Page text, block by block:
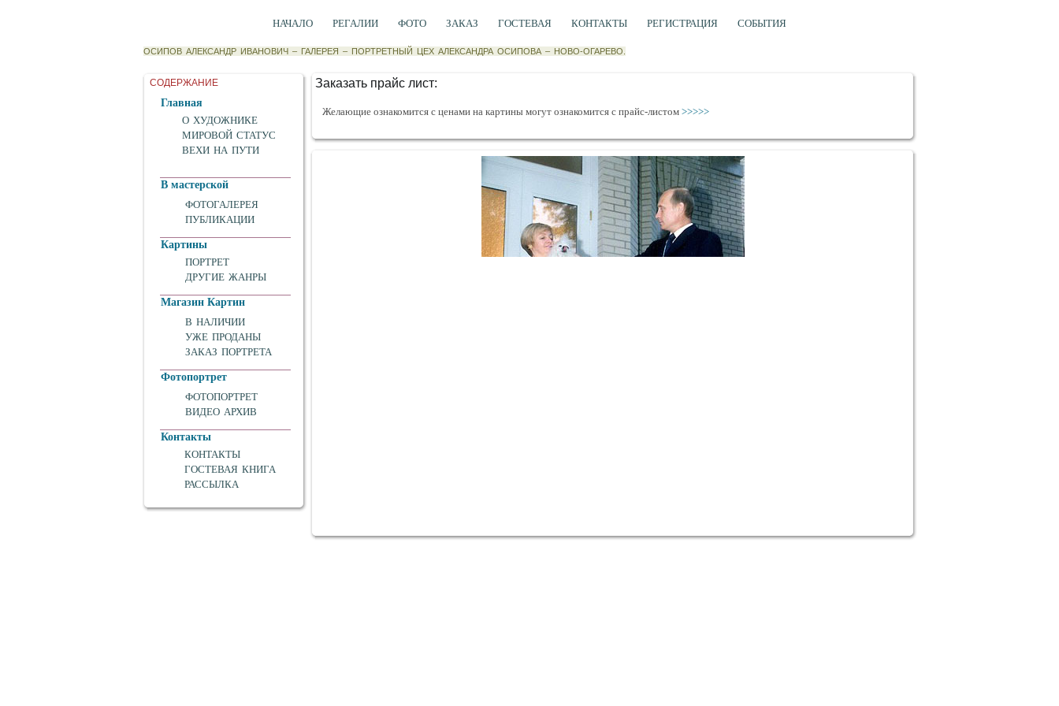
НАЧАЛО РЕГАЛИИ ФОТО ЗАКАЗ ГОСТЕВАЯ КОНТАКТЫ РЕГИСТРАЦИЯ СОБЫТИЯ
ОСИПОВ АЛЕКСАНДР ИВАНОВИЧ – ГАЛЕРЕЯ – ПОРТРЕТНЫЙ ЦЕХ АЛЕКСАНДРА ОСИПОВА – НОВО-ОГАРЕВО.
СОДЕРЖАНИЕ
Главная
О ХУДОЖНИКЕ
МИРОВОЙ СТАТУС
ВЕХИ НА ПУТИ
В мастерской
ФОТОГАЛЕРЕЯ
ПУБЛИКАЦИИ
Картины
ПОРТРЕТ
ДРУГИЕ ЖАНРЫ
Магазин Картин
В НАЛИЧИИ
УЖЕ ПРОДАНЫ
ЗАКАЗ ПОРТРЕТА
Фотопортрет
ФОТОПОРТРЕТ
ВИДЕО АРХИВ
Контакты
КОНТАКТЫ
ГОСТЕВАЯ КНИГА
РАССЫЛКА
Заказать прайс лист:
Желающие ознакомится с ценами на картины могут ознакомится с прайс-листом >>>>>